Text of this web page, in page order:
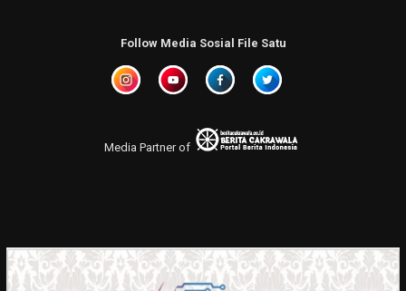
Follow Media Sosial File Satu
Media Partner of